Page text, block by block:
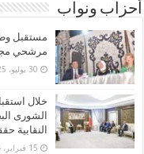
أحزاب ونواب
مستقبل
مرشحي
30 يوليو، 2025
خلال
الشورى
النقابية
15 فبراير، 2024